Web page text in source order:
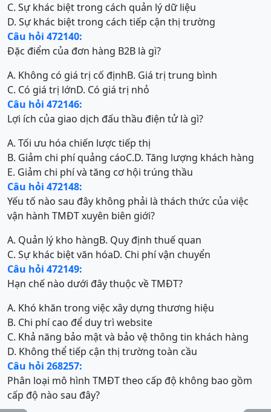
C. Sự khác biệt trong cách quản lý dữ liệu
D. Sự khác biệt trong cách tiếp cận thị trường
Câu hỏi 472140:
Đặc điểm của đơn hàng B2B là gì?
A. Không có giá trị cố địnhB. Giá trị trung bình
C. Có giá trị lớnD. Có giá trị nhỏ
Câu hỏi 472146:
Lợi ích của giao dịch đấu thầu điện tử là gì?
A. Tối ưu hóa chiến lược tiếp thị
B. Giảm chi phí quảng cáoC.D. Tăng lượng khách hàng
E. Giảm chi phí và tăng cơ hội trúng thầu
Câu hỏi 472148:
Yếu tố nào sau đây không phải là thách thức của việc
vận hành TMĐT xuyên biên giới?
A. Quản lý kho hàngB. Quy định thuế quan
C. Sự khác biệt văn hóaD. Chi phí vận chuyển
Câu hỏi 472149:
Hạn chế nào dưới đây thuộc về TMĐT?
A. Khó khăn trong việc xây dựng thương hiệu
B. Chi phí cao để duy trì website
C. Khả năng bảo mật và bảo vệ thông tin khách hàng
D. Không thể tiếp cận thị trường toàn cầu
Câu hỏi 268257:
Phân loại mô hình TMĐT theo cấp độ không bao gồm
cấp độ nào sau đây?